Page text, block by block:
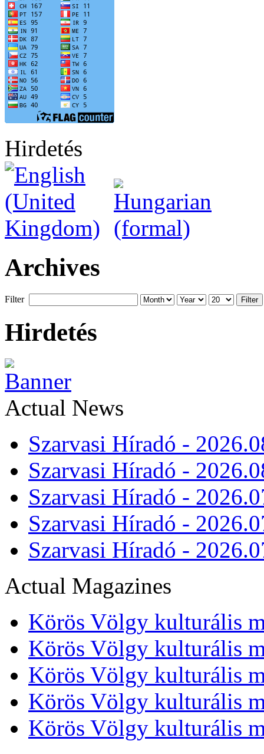
Hirdetés
Archives
Filter Filter
Hirdetés
Actual News
Szarvasi Híradó -
Szarvasi Híradó -
Szarvasi Híradó -
Szarvasi Híradó -
Szarvasi Híradó -
Actual Magazines
Körös Völgy kulturális
Körös Völgy kulturális
Körös Völgy kulturális
Körös Völgy kulturális
Körös Völgy kulturális